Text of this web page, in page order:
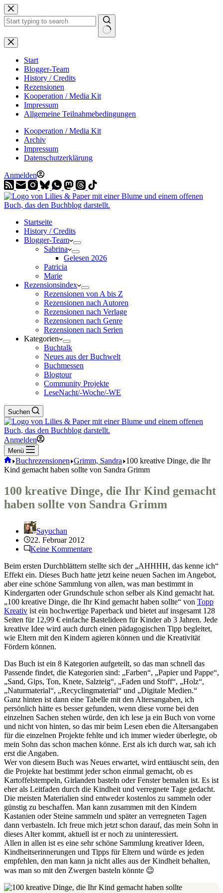
Zum
Inhalt
springen
Start
Blogger-Team
History / Credits
Rezensionen
Kooperation / Media Kit
Impressum
Allgemeine Teilnahmebedingungen
Kooperation / Media Kit
Archiv
Impressum
Datenschutzerklärung
Anmelden
Startseite
History / Credits
Blogger-Team
Sabrina
Gelesen 2026
Patricia
Marie
Rezensionsindex
Rezensionen von A bis Z
Rezensionen nach Autoren
Rezensionen nach Verlage
Rezensionen nach Genre
Rezensionen nach Serien
Kategorien
Buchtalk
Neues aus der Buchwelt
Buchmessen
Blogtour
Community Projekte
LeseNacht/-Woche/-WE
Suchen
Anmelden
Menü
Start
Buchrezensionen Grimm, Sandra 100 kreative Dinge, die Ihr
Kind gemacht haben sollte von Sandra Grimm
100 kreative Dinge, die Ihr Kind gemacht
haben sollte von Sandra Grimm
Sayuchan
22. Februar 2012
Keine Kommentare
Beim ersten Durchblättern stellte sich der „AHHHH, das kenne ich“
Effekt ein. Dieses Buch hatte jetzt keine neuen Sachen im Angebot,
aber eine schöne Sammlung von allen, was man bestimmt in
Kindergarten oder Grundschule schon selber als Kind gemacht hat.
„100 kreative Dinge, die Ihr Kind gemacht haben sollte“ von Topp
Kreativ ist ein hochwertige Paperback und bietet auf insgesamt 128
Seiten für 12,99 € einfache Bastelideen für Kinder ab 3 Jahren. Jede
kreative Idee wird auch durch einen pädagogischen Tipp begleitet,
wie Eltern mit den Kindern agieren können und die Kreativität
Fördern können.
Das Buch ist ein 8 Kategorien aufgeteilt, so das man schnell das
Passende findet, die Kategorien sind: „Farben“, „Papier und Pappe“,
„Sand, Gips, Ton, Knete, Salzteig“, „Faden und Stoff“, „Holz“,
„Naturmaterial“, „Recyclingmaterial“ und „Digitale Medien.“
Ganz hinten ist dann eine Tabelle mit den Altersangaben, ich
persönlich hätte es besser gefunden, wenn diese vorne bei den
einzelnen Sachen stehen würde, den ich lese ja ein Buch von vorne
und nicht von hinten, so das mir beim Lesen eben die Altersangaben
für die einzelnen Projekte fehlte und ich immer wieder überlegte, ob
mein Sohn das schon machen könne. Erst als ich durch war, sah ich
erst die Angaben.
Wer von diesem Buch was Neues erwartet, wird enttäuscht sein, den
die Projekte hat bestimmt jeder schon einmal gemacht, ob es
Kartoffelstempeln, Girlanden basteln oder Fenster bemalen ist. Es ist
eher als Leitfaden durch die Kindheit und verregnete Tage gedacht.
Die meisten Materialien sind entweder kostenlos zu sammeln oder
günstig zu beschaffen. Man kann zusammen mit den Kindern
Kastanien oder Steine sammeln und später an verregneten Tagen
dann verbasteln. Ich freue mich jetzt schon darauf, das mein Sohn in
dieses Alter kommt, aktuell ist er noch zu uninteressiert.
Allen in allen ist es eine sehr schöne Sammlung kreativer Ideen,
Kindheitserinnerungen und Tipps für Eltern und würde es jeden
empfehlen, den man kann ja nicht alles aus der Kindheit behalten,
was man so mit den Zwergen basteln könnte 😉